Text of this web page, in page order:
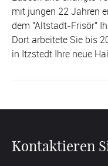
mit jungen 22 Jahren
dem "Altstadt-Frisör"
Dort arbeitete Sie bis
in Itzstedt Ihre neue
Kontaktieren